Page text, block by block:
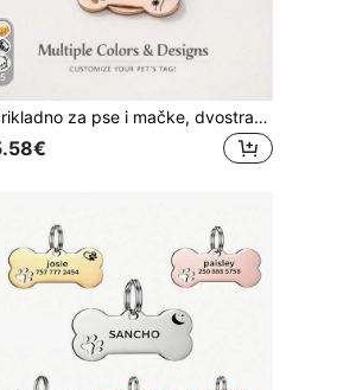
5
Prikladno za pse i mačke, dvostrano laserski gravirano prilagodljivo ime i broj telefona, privjesak za ogrlicu od legure, moderan višebojan retro slatki minimalistički personalizirani dizajn, idealno kao poklon za godišnjicu ili rođendan ljubimca